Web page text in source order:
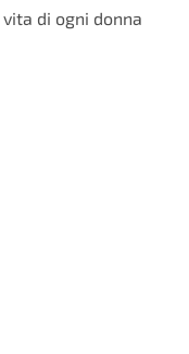
di ogni donna